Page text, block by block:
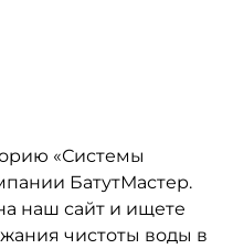
«Системы
БатутМастер.
наш сайт и ищете
чистоты воды в